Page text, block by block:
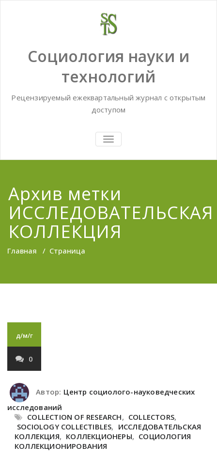
Социология науки и
технологий
Рецензируемый ежеквартальный журнал с открытым
доступом
TOGGLE
NAVIGATION
Архив метки
ИССЛЕДОВАТЕЛЬСКАЯ
КОЛЛЕКЦИЯ
Главная / Страница
д/м/г
0
Автор: Центр социолого-науковедческих
исследований
COLLECTION OF RESEARCH, COLLECTORS,
SOCIOLOGY COLLECTIBLES, ИССЛЕДОВАТЕЛЬСКАЯ
КОЛЛЕКЦИЯ, КОЛЛЕКЦИОНЕРЫ, СОЦИОЛОГИЯ
КОЛЛЕКЦИОНИРОВАНИЯ